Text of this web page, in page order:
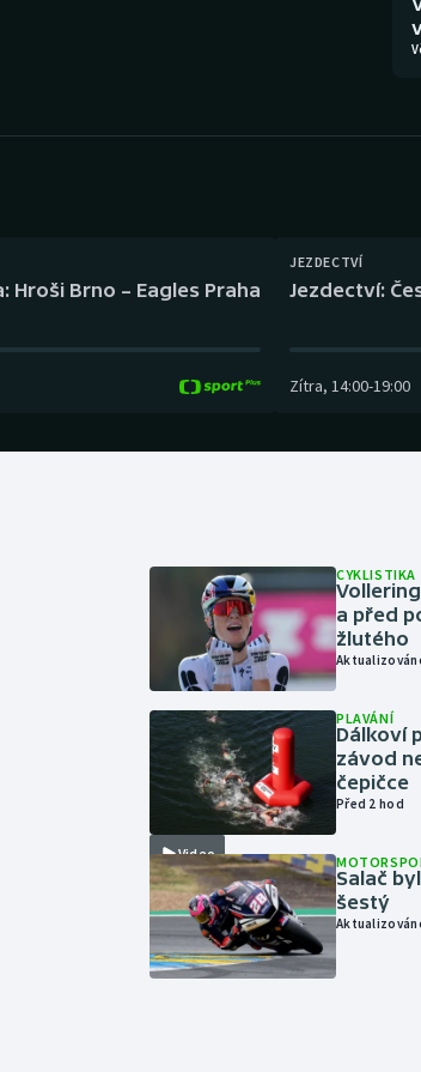
volejbal
Hroši Brno – Eagles Praha
JEZDECTVÍ
Jezdectví:
Zítra, 14:00-19:00
CYKLISTIKA
a před
žlutého
Video
PLAVÁNÍ
Dálkoví
závod
čepičce
Před 2 hod
Salač
šestý